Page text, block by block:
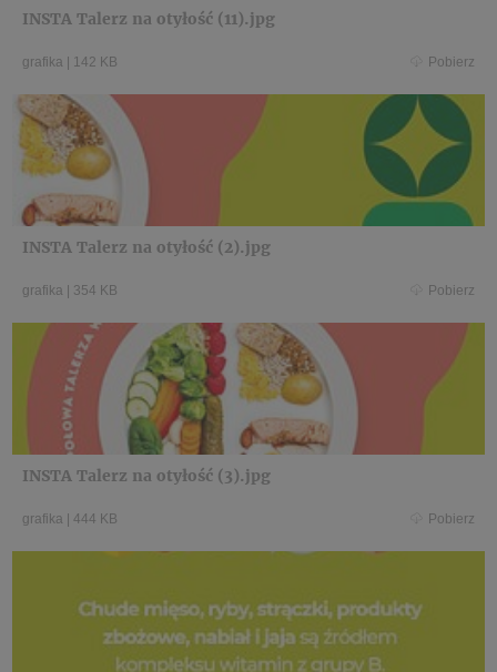
INSTA Talerz na otyłość (11).jpg
grafika 142 KB Pobierz
INSTA Talerz na otyłość (2).jpg
grafika 354 KB Pobierz
INSTA Talerz na otyłość (3).jpg
grafika 444 KB Pobierz